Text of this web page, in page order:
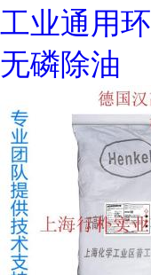
工业通用
无磷除油